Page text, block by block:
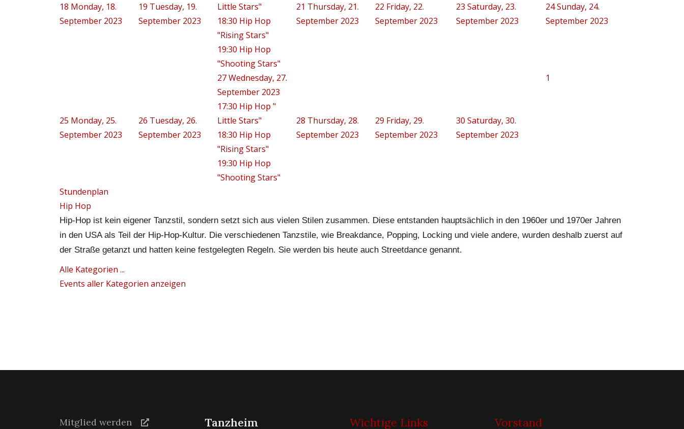
18 Monday, 18.
September 2023
19 Tuesday, 19.
September 2023
Little Stars"
18:30 Hip Hop
"Rising Stars"
19:30 Hip Hop
"Shooting Stars"
21 Thursday, 21.
September 2023
22 Friday, 22.
September 2023
23 Saturday, 23.
September 2023
24Sunday, 24.
September 2023
25 Monday, 25.
September 2023
26 Tuesday, 26.
September 2023
27Wednesday, 27.
September 2023
17:30 Hip Hop "
Little Stars"
18:30 Hip Hop
"Rising Stars"
19:30 Hip Hop
"Shooting Stars"
28 Thursday, 28.
September 2023
29 Friday, 29.
September 2023
30 Saturday, 30.
September 2023
1
Stundenplan
Hip Hop
Hip-Hop ist kein eigener Tanzstil, sondern setzt sich aus vielen Stilen zusammen. Diese entstanden hauptsächlich in den 1960er und 1970er Jahren
in den USA als Teil der Hip-Hop-Kultur. Die verschiedenen Tanzstile, wie Breakdance, Popping, Locking und viele andere, wurden deshalb zuerst auf
der Straße getanzt und hatten keine festgelegten Regeln. Sie werden bis heute auch Streetdance genannt.
Alle Kategorien ...
Events aller Kategorien anzeigen
Mitglied werden Tanzheim Wichtige Links Vorstand